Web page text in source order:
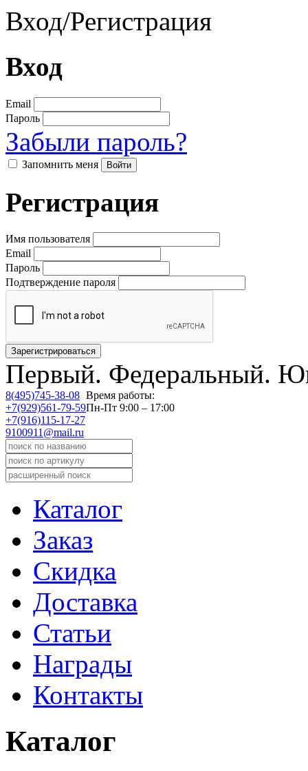
Вход/Регистрация
Вход
Email
Пароль
Забыли пароль?
Запомнить меня
Регистрация
Имя пользователя
Email
Пароль
Подтверждение пароля
Первый. Федеральный.
8(495)745-38-08
+7(929)561-79-59
+7(916)115-17-27
9100911@mail.ru
Время работы:
Пн-Пт 9:00 – 17:00
Каталог
Заказ
Скидка
Доставка
Статьи
Награды
Контакты
Каталог